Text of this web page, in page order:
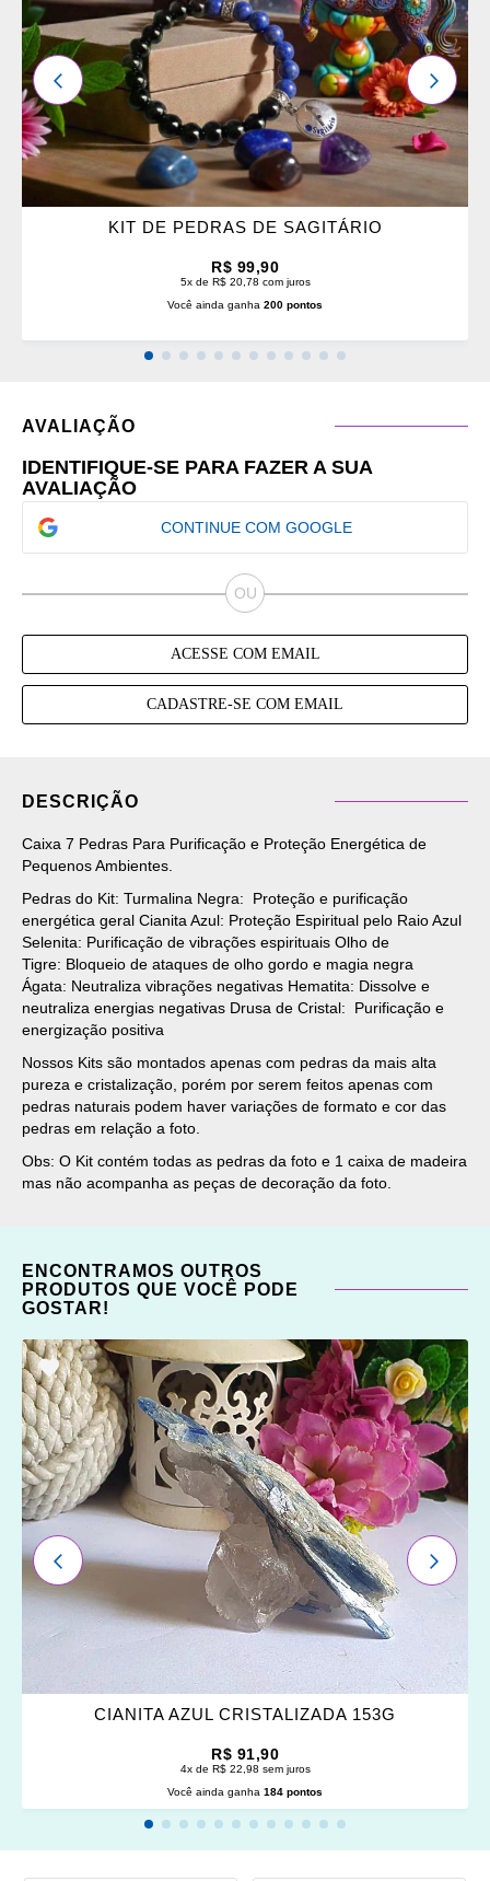
KIT DE PEDRAS DE SAGITÁRIO
R$ 99,90
5x de R$ 20,78 com juros
Você ainda ganha 200 pontos
ANTERIOR
AVALIAÇÃO
IDENTIFIQUE-SE PARA FAZER A SUA
AVALIAÇÃO
CONTINUE COM GOOGLE
ACESSE COM EMAIL
CADASTRE-SE COM EMAIL
DESCRIÇÃO
Caixa 7 Pedras Para Purificação e Proteção Energética de
Pequenos Ambientes.
Pedras do Kit: Turmalina Negra: Proteção e purificação
energética geral Cianita Azul: Proteção Espiritual pelo Raio Azul
Selenita: Purificação de vibrações espirituais Olho de
Tigre: Bloqueio de ataques de olho gordo e magia negra
Ágata: Neutraliza vibrações negativas Hematita: Dissolve e
neutraliza energias negativas Drusa de Cristal: Purificação e
energização positiva
Nossos Kits são montados apenas com pedras da mais alta
pureza e cristalização, porém por serem feitos apenas com
pedras naturais podem haver variações de formato e cor das
pedras em relação a foto.
Obs: O Kit contém todas as pedras da foto e 1 caixa de madeira
mas não acompanha as peças de decoração da foto.
ENCONTRAMOS OUTROS
PRODUTOS QUE VOCÊ PODE
GOSTAR!
ADICIONAR
OS
FAVORITOS
CIANITA AZUL CRISTALIZADA 153G
R$ 91,90
4x de R$ 22,98 sem juros
Você ainda ganha 184 pontos
ANTERIOR